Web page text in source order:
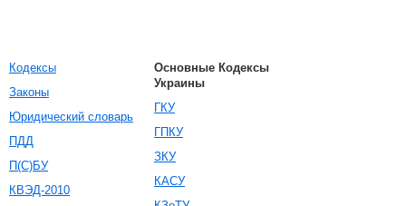
Кодексы
Законы
Юридический словарь
ПДД
П(С)БУ
КВЭД-2010
Основные Кодексы
Украины
ГКУ
ГПКУ
ЗКУ
КАСУ